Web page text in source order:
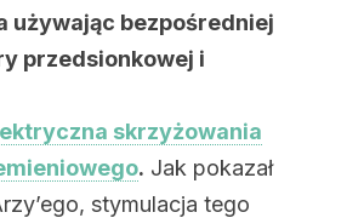
używając bezpośredniej
przedsionkowej i
skrzyżowania
. Jak pokazał
stymulacja tego